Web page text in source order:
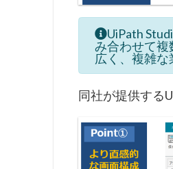
UiPath
み合わせて複
広く、複雑な
同社が提供する